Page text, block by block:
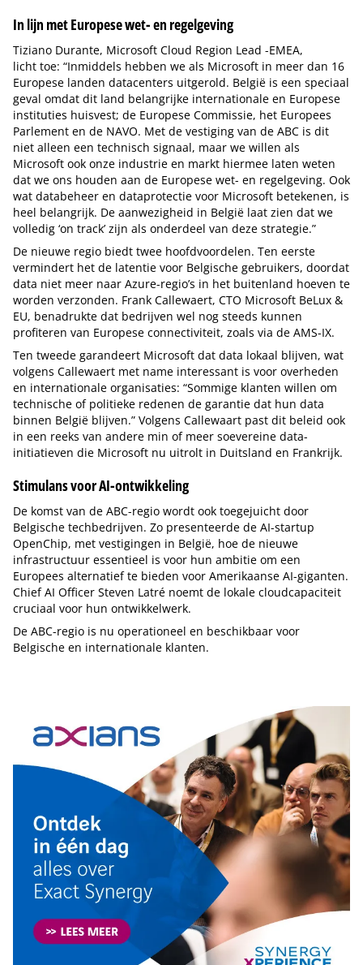
In lijn met Europese wet- en regelgeving
Tiziano Durante, Microsoft Cloud Region Lead -EMEA,
licht toe: “Inmiddels hebben we als Microsoft in meer dan 16
Europese landen datacenters uitgerold. België is een speciaal
geval omdat dit land belangrijke internationale en Europese
instituties huisvest; de Europese Commissie, het Europees
Parlement en de NAVO. Met de vestiging van de ABC is dit
niet alleen een technisch signaal, maar we willen als
Microsoft ook onze industrie en markt hiermee laten weten
dat we ons houden aan de Europese wet- en regelgeving. Ook
wat databeheer en dataprotectie voor Microsoft betekenen, is
heel belangrijk. De aanwezigheid in België laat zien dat we
volledig ‘on track’ zijn als onderdeel van deze strategie.”
De nieuwe regio biedt twee hoofdvoordelen. Ten eerste
vermindert het de latentie voor Belgische gebruikers, doordat
data niet meer naar Azure-regio’s in het buitenland hoeven te
worden verzonden. Frank Callewaert, CTO Microsoft BeLux &
EU, benadrukte dat bedrijven wel nog steeds kunnen
profiteren van Europese connectiviteit, zoals via de AMS-IX.
Ten tweede garandeert Microsoft dat data lokaal blijven, wat
volgens Callewaert met name interessant is voor overheden
en internationale organisaties: “Sommige klanten willen om
technische of politieke redenen de garantie dat hun data
binnen België blijven.” Volgens Callewaart past dit beleid ook
in een reeks van andere min of meer soevereine data-
initiatieven die Microsoft nu uitrolt in Duitsland en Frankrijk.
Stimulans voor AI-ontwikkeling
De komst van de ABC-regio wordt ook toegejuicht door
Belgische techbedrijven. Zo presenteerde de AI-startup
OpenChip, met vestigingen in België, hoe de nieuwe
infrastructuur essentieel is voor hun ambitie om een
Europees alternatief te bieden voor Amerikaanse AI-giganten.
Chief AI Officer Steven Latré noemt de lokale cloudcapaciteit
cruciaal voor hun ontwikkelwerk.
De ABC-regio is nu operationeel en beschikbaar voor
Belgische en internationale klanten.